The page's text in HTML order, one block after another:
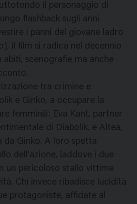
il personaggio di
flashback sugli anni
i panni del giovane ladro
il film si radica nel decennio
abiti, scenografie ma anche
tra crimine e
e Ginko, a occupare la
femminili: Eva Kant, partner
di Diabolik, e Altea,
da Ginko. A loro spetta
dell’azione, laddove i due
un pericoloso stallo vittime
Chi invece ribadisce lucidità
protagoniste, affidate al